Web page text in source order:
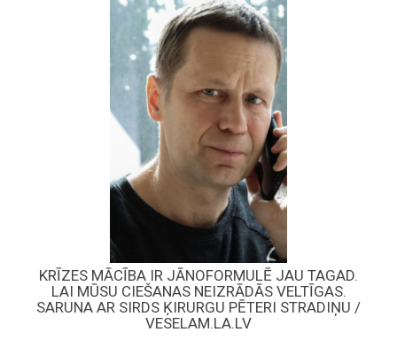
KRĪZES MĀCĪBA IR JĀNOFORMULĒ JAU TAGAD.
LAI MŪSU CIEŠANAS NEIZRĀDĀS VELTĪGAS.
SARUNA AR SIRDS ĶIRURGU PĒTERI STRADIŅU /
VESELAM.LA.LV